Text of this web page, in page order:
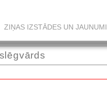
ZIŅAS IZSTĀDES UN JAUNUMI